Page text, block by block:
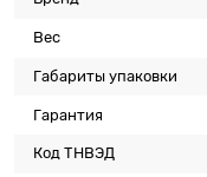
Вес
Габариты упаковки
Гарантия
Код ТНВЭД